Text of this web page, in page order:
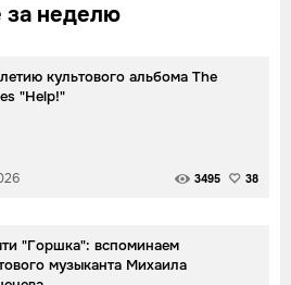
за неделю
культового альбома The
"Help!"
3495 38
"Горшка": вспоминаем
музыканта Михаила